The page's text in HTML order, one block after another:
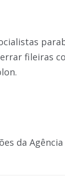
fileiras
da Agência